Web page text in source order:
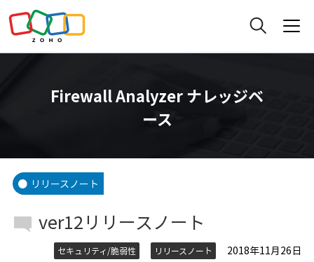
Firewall Analyzer ナレッジベ
ース
リリースノート
ver12リリースノート
セキュリティ/脆弱性 リリースノート
2018年11月26日